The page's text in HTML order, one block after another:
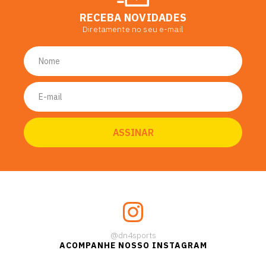
RECEBA NOVIDADES
Diretamente no seu e-mail
@dn4sports
ACOMPANHE NOSSO INSTAGRAM